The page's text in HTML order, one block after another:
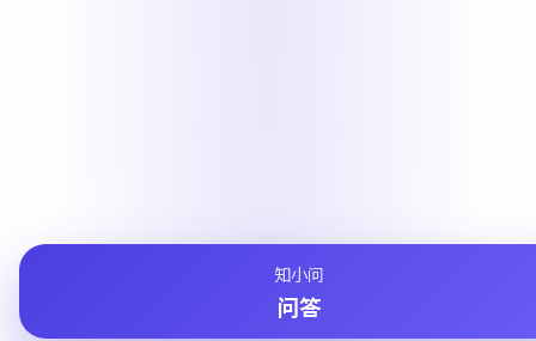
知小问
问答